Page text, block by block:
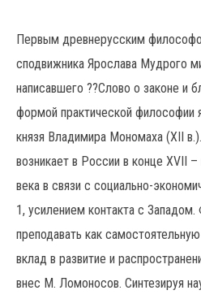
Первым древнерусским
сподвижника Ярослава Мудрого
написавшего ??Слово о законе и
формой практической философии
князя Владимира Мономаха (ХII
возникает в России в конце XVII
века в связи с социально-
1, усилением контакта с
преподавать как
вклад в развитие и
внес М. Ломоносов. Синтезируя